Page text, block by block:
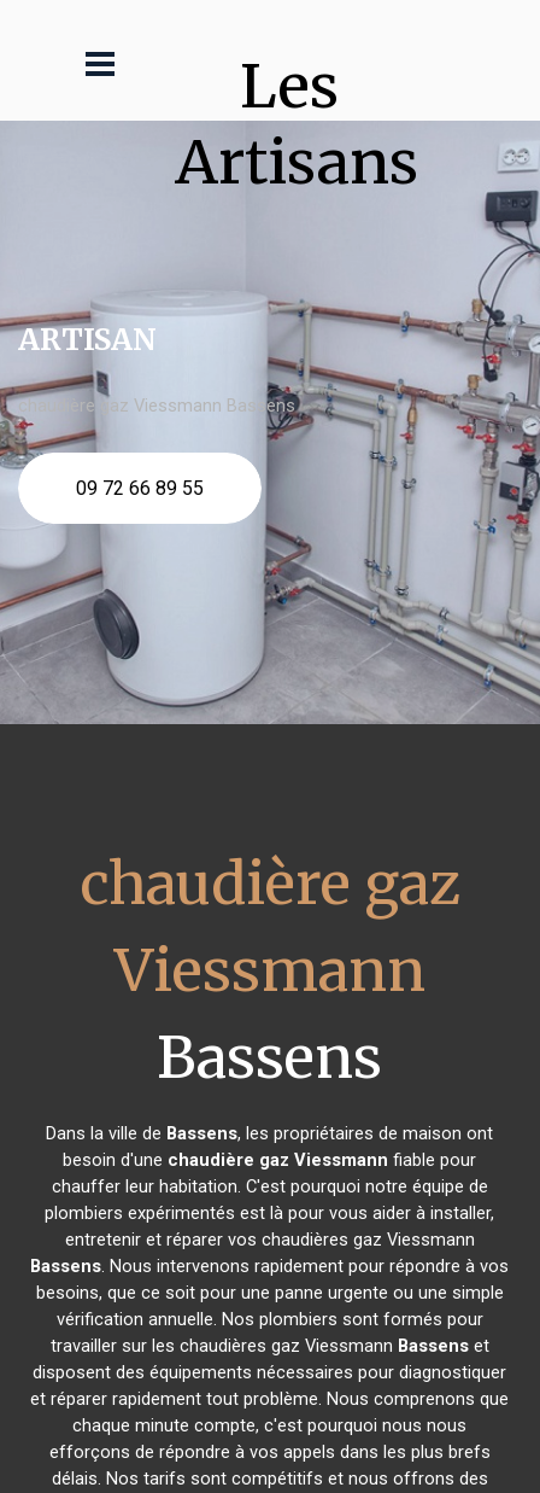
Les
Artisans
ARTISAN
chaudière gaz Viessmann Bassens
09 72 66 89 55
chaudière gaz
Viessmann
Bassens
Dans la ville de Bassens, les propriétaires de maison ont
besoin d'une chaudière gaz Viessmann fiable pour
chauffer leur habitation. C'est pourquoi notre équipe de
plombiers expérimentés est là pour vous aider à installer,
entretenir et réparer vos chaudières gaz Viessmann
Bassens. Nous intervenons rapidement pour répondre à vos
besoins, que ce soit pour une panne urgente ou une simple
vérification annuelle. Nos plombiers sont formés pour
travailler sur les chaudières gaz Viessmann Bassenset
disposent des équipements nécessaires pour diagnostiquer
et réparer rapidement tout problème. Nous comprenons que
chaque minute compte, c'est pourquoi nous nous
efforçons de répondre à vos appels dans les plus brefs
délais. Nos tarifs sont compétitifs et nous offrons des